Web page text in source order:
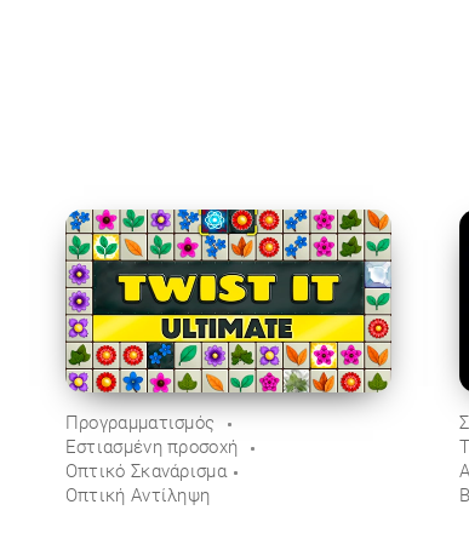
Προγραμματισμός
Εστιασμένη προσοχή
Οπτικό Σκανάρισμα
Οπτική Αντίληψη